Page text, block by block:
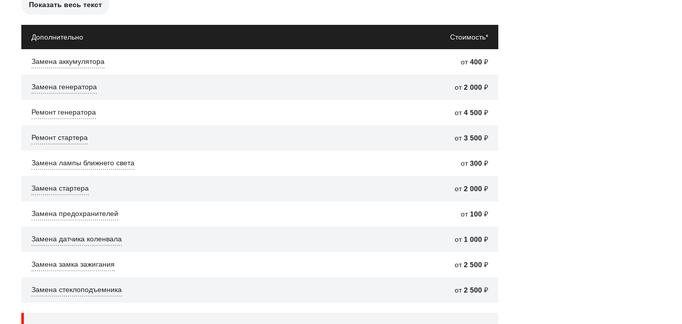
Причины необходимости замены лампы поворотника:
Проблемы с электрической цепью.
Перегрев лампы.
Коррозия контактов.
Показать весь текст
Дополнительно Стоимость*
Замена аккумулятора от400 ₽
Замена генератора от2 000 ₽
Ремонт генератора от4 500 ₽
Ремонт стартера от3 500 ₽
Замена лампы ближнего света от300 ₽
Замена стартера от2 000 ₽
Замена предохранителей от 100 ₽
Замена датчика коленвала от 1 000 ₽
Замена замка зажигания от2 500 ₽
Замена стеклоподъемника от2 500 ₽